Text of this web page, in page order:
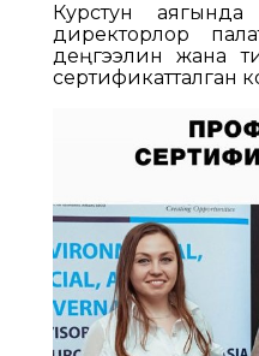
Курстун
директорлор
деңгээлин жана
сертификатталган